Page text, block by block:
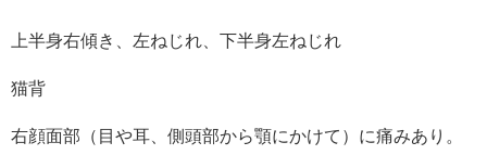
上半身右傾き、左ねじれ、下半身左ねじれ
猫背
右顔面部（目や耳、側頭部から顎にかけて）に痛みあり。